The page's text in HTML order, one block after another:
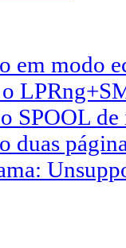
em modo
SPOOL de
duas